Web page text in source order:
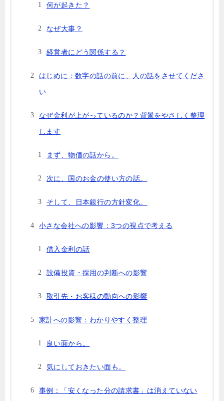
何が起きた？
なぜ大事？
経営者にどう関係する？
はじめに：数字の話の前に、人の話をさせてくださ
い
なぜ金利が上がっているのか？背景をやさしく整理
します
まず、物価の話から。
次に、国のお金の使い方の話。
そして、日本銀行の方針変化。
小さな会社への影響：3つの視点で考える
借入金利の話
設備投資・採用の判断への影響
取引先・お客様の動向への影響
家計への影響：わかりやすく整理
良い面から。
気にしておきたい面も。
事例：「安くなった分の請求書」は消えていない